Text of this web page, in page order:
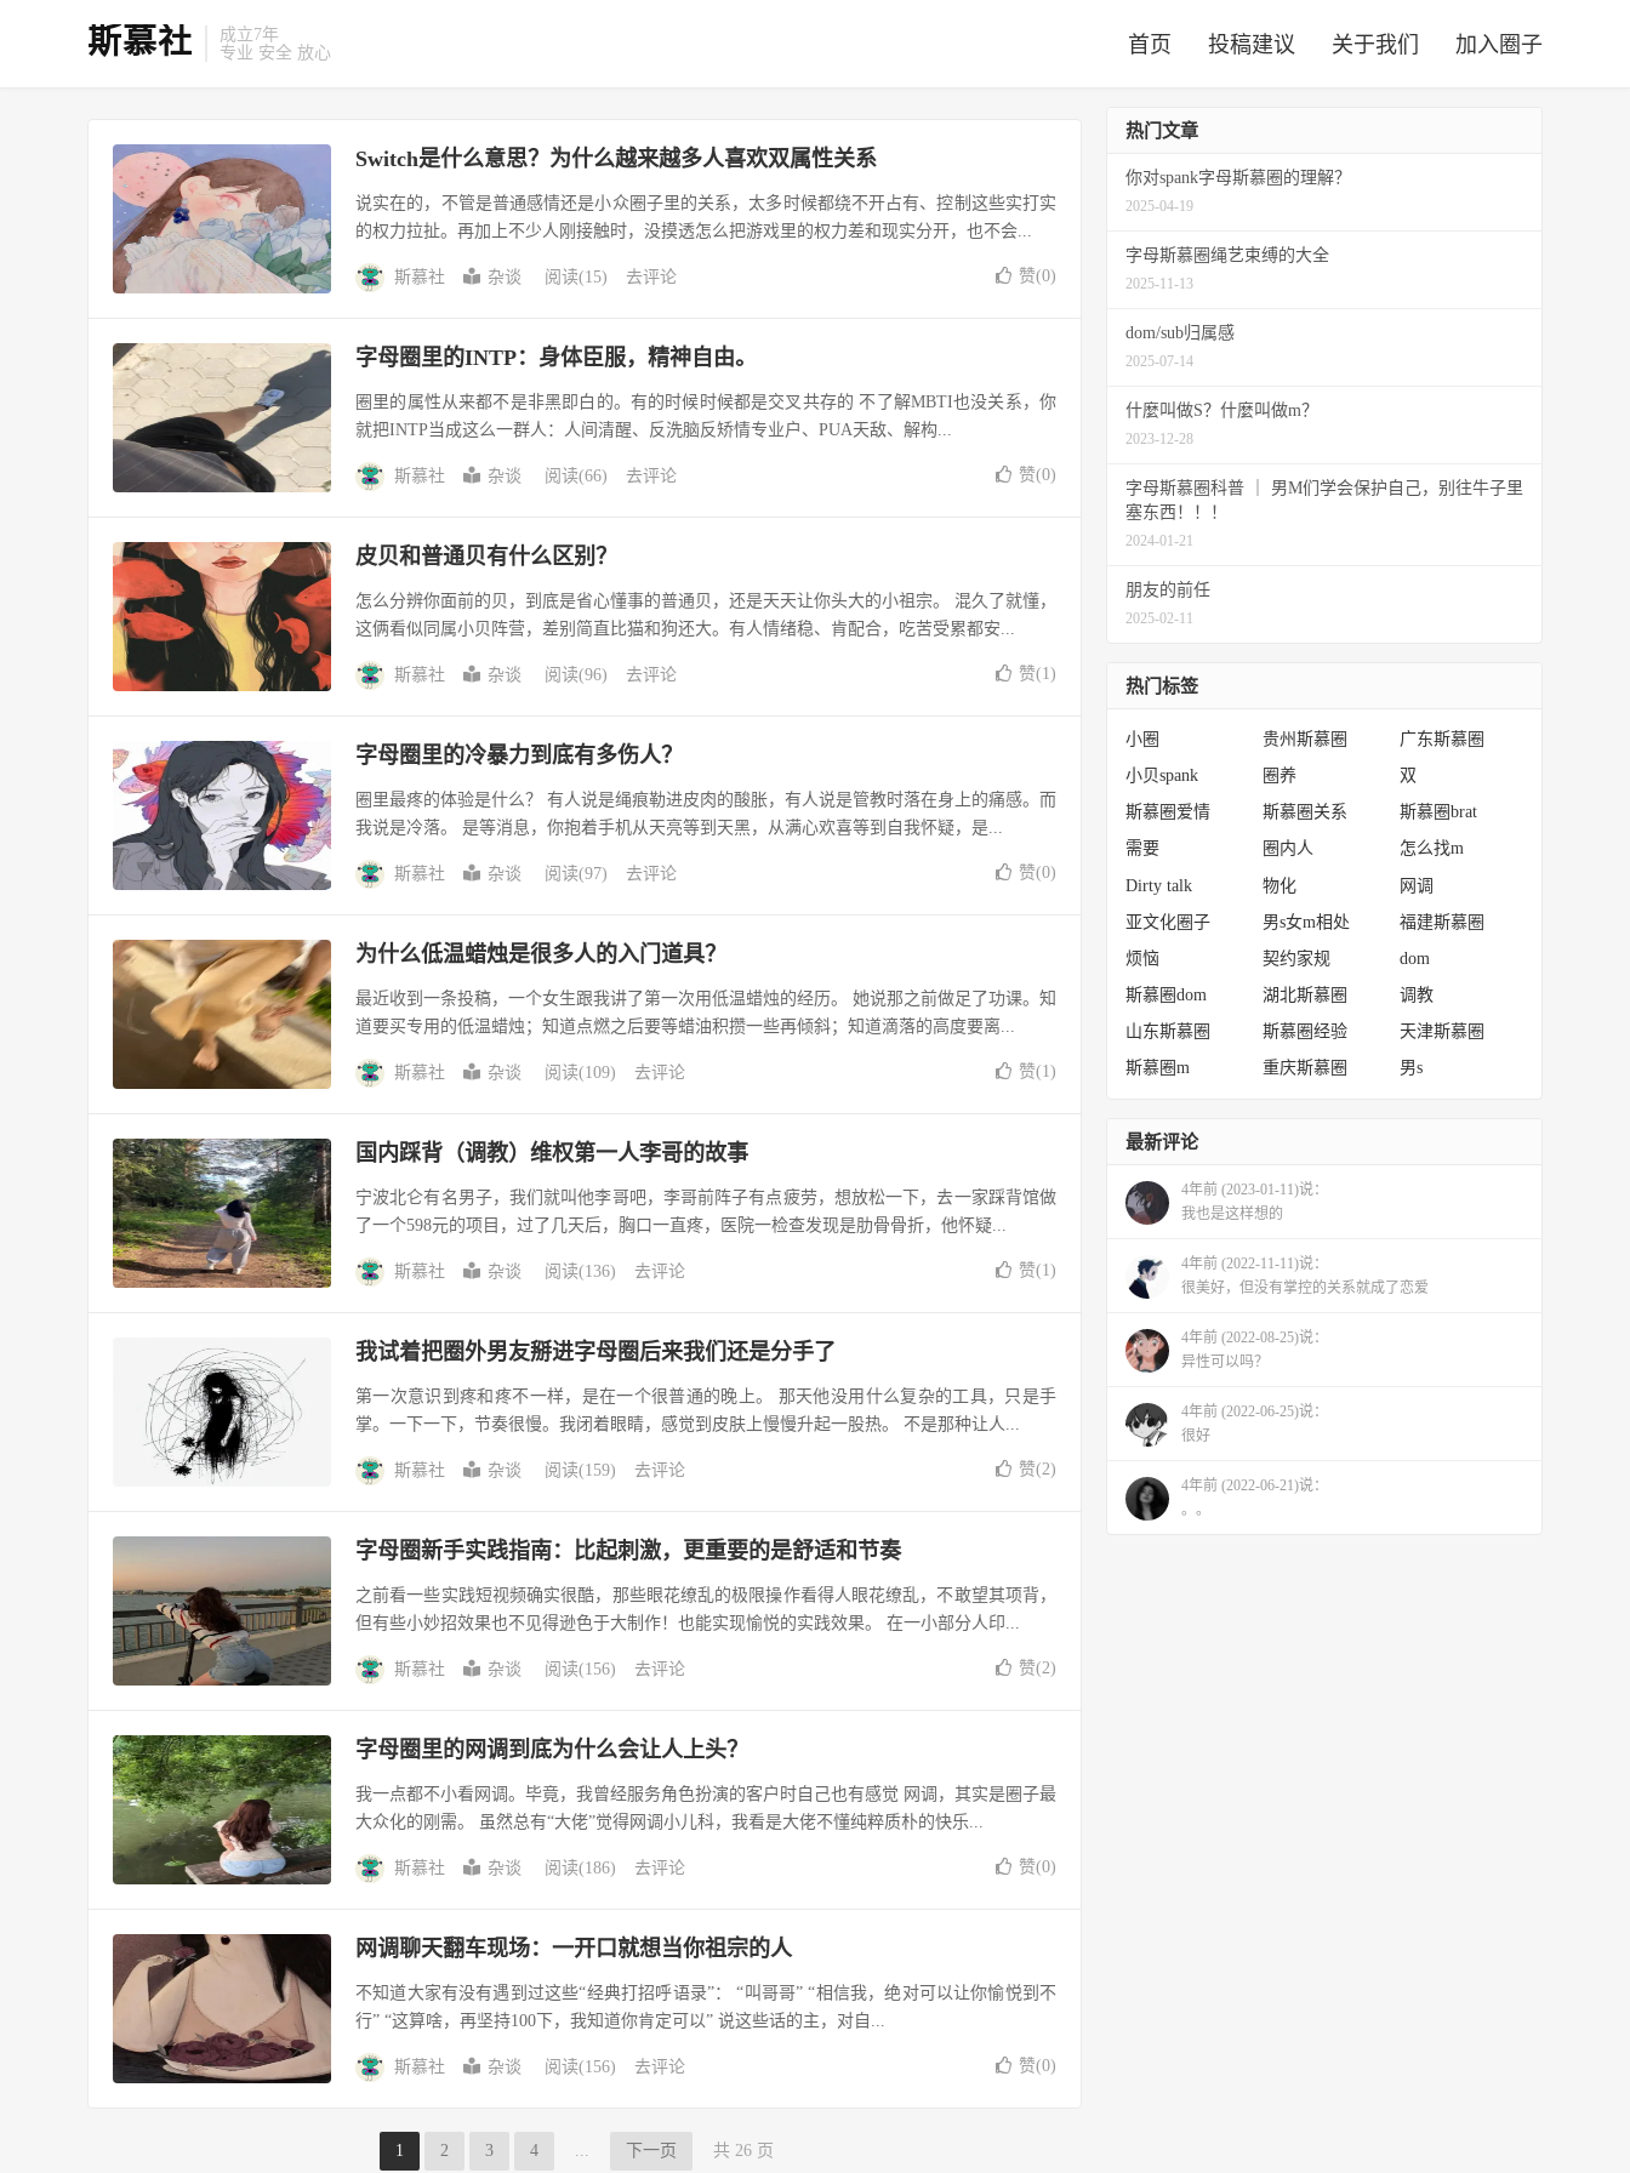
斯慕社
成立7年
专业 安全 放心
首页 投稿建议 关于我们 加入圈子
Switch是什么意思？为什么越来越多人喜欢双属性关系
说实在的，不管是普通感情还是小众圈子里的关系，太多时候都绕不开占有、控制这些实打实
的权力拉扯。再加上不少人刚接触时，没摸透怎么把游戏里的权力差和现实分开，也不会...
斯慕社 杂谈 阅读(15) 去评论 赞(0)
字母圈里的INTP：身体臣服，精神自由。
圈里的属性从来都不是非黑即白的。有的时候时候都是交叉共存的 不了解MBTI也没关系，你
就把INTP当成这么一群人：人间清醒、反洗脑反矫情专业户、PUA天敌、解构...
斯慕社 杂谈 阅读(66) 去评论 赞(0)
皮贝和普通贝有什么区别？
怎么分辨你面前的贝，到底是省心懂事的普通贝，还是天天让你头大的小祖宗。 混久了就懂，
这俩看似同属小贝阵营，差别简直比猫和狗还大。有人情绪稳、肯配合，吃苦受累都安...
斯慕社 杂谈 阅读(96) 去评论 赞(1)
字母圈里的冷暴力到底有多伤人？
圈里最疼的体验是什么？ 有人说是绳痕勒进皮肉的酸胀，有人说是管教时落在身上的痛感。而
我说是冷落。 是等消息，你抱着手机从天亮等到天黑，从满心欢喜等到自我怀疑，是...
斯慕社 杂谈 阅读(97) 去评论 赞(0)
为什么低温蜡烛是很多人的入门道具？
最近收到一条投稿，一个女生跟我讲了第一次用低温蜡烛的经历。 她说那之前做足了功课。知
道要买专用的低温蜡烛；知道点燃之后要等蜡油积攒一些再倾斜；知道滴落的高度要离...
斯慕社 杂谈 阅读(109) 去评论 赞(1)
国内踩背（调教）维权第一人李哥的故事
宁波北仑有名男子，我们就叫他李哥吧，李哥前阵子有点疲劳，想放松一下，去一家踩背馆做
了一个598元的项目，过了几天后，胸口一直疼，医院一检查发现是肋骨骨折，他怀疑...
斯慕社 杂谈 阅读(136) 去评论 赞(1)
我试着把圈外男友掰进字母圈后来我们还是分手了
第一次意识到疼和疼不一样，是在一个很普通的晚上。 那天他没用什么复杂的工具，只是手
掌。一下一下，节奏很慢。我闭着眼睛，感觉到皮肤上慢慢升起一股热。 不是那种让人...
斯慕社 杂谈 阅读(159) 去评论 赞(2)
字母圈新手实践指南：比起刺激，更重要的是舒适和节奏
之前看一些实践短视频确实很酷，那些眼花缭乱的极限操作看得人眼花缭乱，不敢望其项背，
但有些小妙招效果也不见得逊色于大制作！也能实现愉悦的实践效果。 在一小部分人印...
斯慕社 杂谈 阅读(156) 去评论 赞(2)
字母圈里的网调到底为什么会让人上头？
我一点都不小看网调。毕竟，我曾经服务角色扮演的客户时自己也有感觉 网调，其实是圈子最
大众化的刚需。 虽然总有“大佬”觉得网调小儿科，我看是大佬不懂纯粹质朴的快乐...
斯慕社 杂谈 阅读(186) 去评论 赞(0)
网调聊天翻车现场：一开口就想当你祖宗的人
不知道大家有没有遇到过这些“经典打招呼语录”： “叫哥哥” “相信我，绝对可以让你愉悦到不
行” “这算啥，再坚持100下，我知道你肯定可以” 说这些话的主，对自...
斯慕社 杂谈 阅读(156) 去评论 赞(0)
1 2 3 4 ... 下一页 共 26 页
热门文章
你对spank字母斯慕圈的理解？
2025-04-19
字母斯慕圈绳艺束缚的大全
2025-11-13
dom/sub归属感
2025-07-14
什麼叫做S？什麼叫做m？
2023-12-28
字母斯慕圈科普 ｜ 男M们学会保护自己，别往牛子里
塞东西！！！
2024-01-21
朋友的前任
2025-02-11
热门标签
小圈 贵州斯慕圈 广东斯慕圈
小贝spank 圈养 双
斯慕圈爱情 斯慕圈关系 斯慕圈brat
需要 圈内人 怎么找m
Dirty talk 物化 网调
亚文化圈子 男s女m相处 福建斯慕圈
烦恼 契约家规 dom
斯慕圈dom 湖北斯慕圈 调教
山东斯慕圈 斯慕圈经验 天津斯慕圈
斯慕圈m 重庆斯慕圈 男s
最新评论
4年前 (2023-01-11)说：
我也是这样想的
4年前 (2022-11-11)说：
很美好，但没有掌控的关系就成了恋爱
4年前 (2022-08-25)说：
异性可以吗？
4年前 (2022-06-25)说：
很好
4年前 (2022-06-21)说：
。。